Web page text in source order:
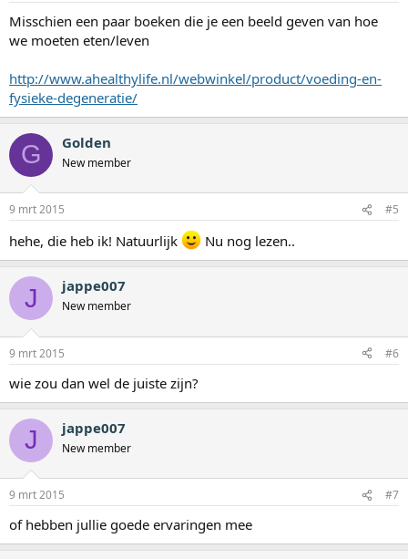
Misschien een paar boeken die je een beeld geven van hoe
we moeten eten/leven
http://www.ahealthylife.nl/webwinkel/product/voeding-en-
fysieke-degeneratie/
G Golden
New member
9 mrt 2015 #5
hehe, die heb ik! Natuurlijk Nu nog lezen..
J jappe007
New member
9 mrt 2015 #6
wie zou dan wel de juiste zijn?
J jappe007
New member
9 mrt 2015 #7
of hebben jullie goede ervaringen mee